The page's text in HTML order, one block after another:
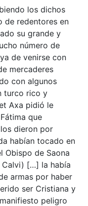
los dichos
de redentores en
su grande y
número de
de venirse con
mercaderes
con algunos
turco rico y
Axa pidió le
que
dieron por
habían tocado en
Obispo de Saona
Calvi) […] la había
armas por haber
ser Cristiana y
peligro